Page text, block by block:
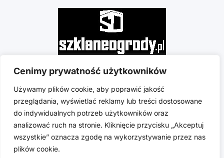
Cenimy prywatność użytkowników
Używamy plików cookie, aby poprawić jakość
przeglądania, wyświetlać reklamy lub treści dostosowane
do indywidualnych potrzeb użytkowników oraz
analizować ruch na stronie. Kliknięcie przycisku „Akceptuj
wszystkie” oznacza zgodę na wykorzystywanie przez nas
plików cookie.